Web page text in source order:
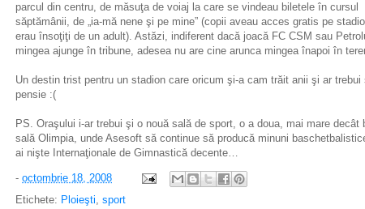
parcul din centru, de măsuţa de voiaj la care se vindeau biletele în cursul
săptămânii, de „ia-mă nene şi pe mine” (copii aveau acces gratis pe
erau însoţiţi de un adult). Astăzi, indiferent dacă joacă FC CSM sau
mingea ajunge în tribune, adesea nu are cine arunca mingea înapoi în
Un destin trist pentru un stadion care oricum şi-a cam trăit anii şi ar trebui
pensie :(
PS. Oraşului i-ar trebui şi o nouă sală de sport, o a doua, mai mare decât
sală Olimpia, unde Asesoft să continue să producă minuni
ai nişte Internaţionale de Gimnastică decente…
- octombrie 18, 2008
Etichete: Ploieşti, sport